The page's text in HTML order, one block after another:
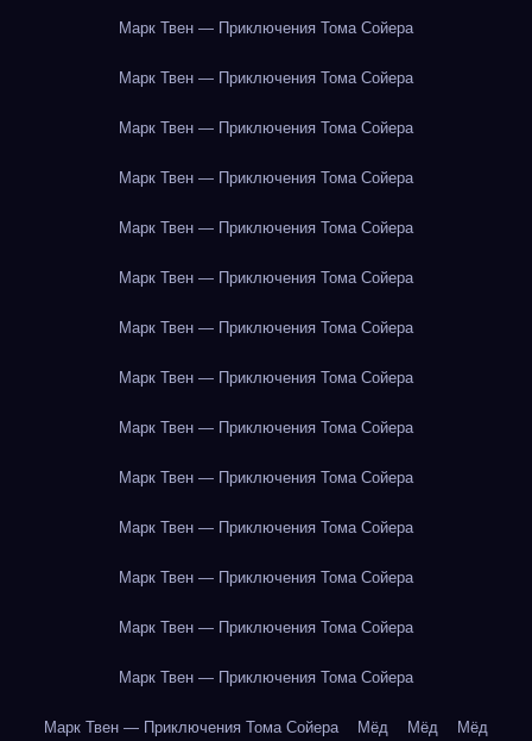
Марк Твен — Приключения Тома Сойера
Марк Твен — Приключения Тома Сойера
Марк Твен — Приключения Тома Сойера
Марк Твен — Приключения Тома Сойера
Марк Твен — Приключения Тома Сойера
Марк Твен — Приключения Тома Сойера
Марк Твен — Приключения Тома Сойера
Марк Твен — Приключения Тома Сойера
Марк Твен — Приключения Тома Сойера
Марк Твен — Приключения Тома Сойера
Марк Твен — Приключения Тома Сойера
Марк Твен — Приключения Тома Сойера
Марк Твен — Приключения Тома Сойера
Марк Твен — Приключения Тома Сойера
Марк Твен — Приключения Тома Сойера Мёд Мёд Мёд